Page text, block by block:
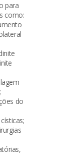
para
como:
do